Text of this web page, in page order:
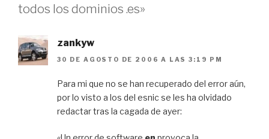
todos los dominios .es»
zankyw
30 DE AGOSTO DE 2006 A LAS 3:19 PM
Para mi que no se han recuperado del error aún,
por lo visto a los del esnic se les ha olvidado
redactar tras la cagada de ayer: